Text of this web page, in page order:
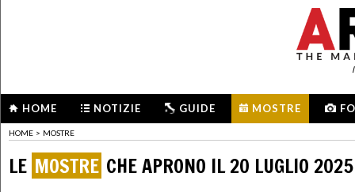
HOME NOTIZIE GUIDE MOSTRE
HOME > MOSTRE
LE MOSTRE CHE APRONO IL 20 LUGLIO 2025